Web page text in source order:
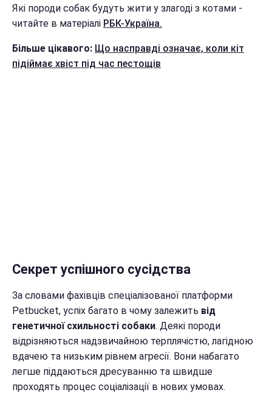
Які породи собак будуть жити у злагоді з котами -
читайте в матеріалі РБК-Україна.
Більше цікавого: Що насправді означає, коли кіт
підіймає хвіст під час пестощів
Секрет успішного сусідства
За словами фахівців спеціалізованої платформи
Petbucket, успіх багато в чому залежить від
генетичної схильності собаки. Деякі породи
відрізняються надзвичайною терплячістю, лагідною
вдачею та низьким рівнем агресії. Вони набагато
легше піддаються дресуванню та швидше
проходять процес соціалізації в нових умовах.